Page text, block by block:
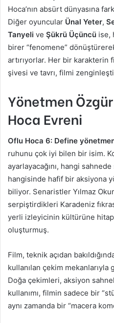
Hoca’nın absürt dünyasına
Diğer oyuncular Ünal Yeter,
Tanyeli ve Şükrü Üçüncü ise,
birer “fenomene”
artırıyorlar. Her bir karakterin
şivesi ve tavrı, filmi
Yönetmen
Hoca Evreni
Oflu Hoca 6: Define
ruhunu çok iyi bilen bir isim.
ayarlayacağını, hangi
hangisinde hafif bir aksiyona
biliyor. Senaristler Yılmaz
serpiştirdikleri Karadeniz
yerli izleyicinin kültürüne
oluşturmuş.
Film, teknik açıdan
kullanılan çekim
Doğa çekimleri, aksiyon
kullanımı, filmin sadece bir
aynı zamanda bir “macera